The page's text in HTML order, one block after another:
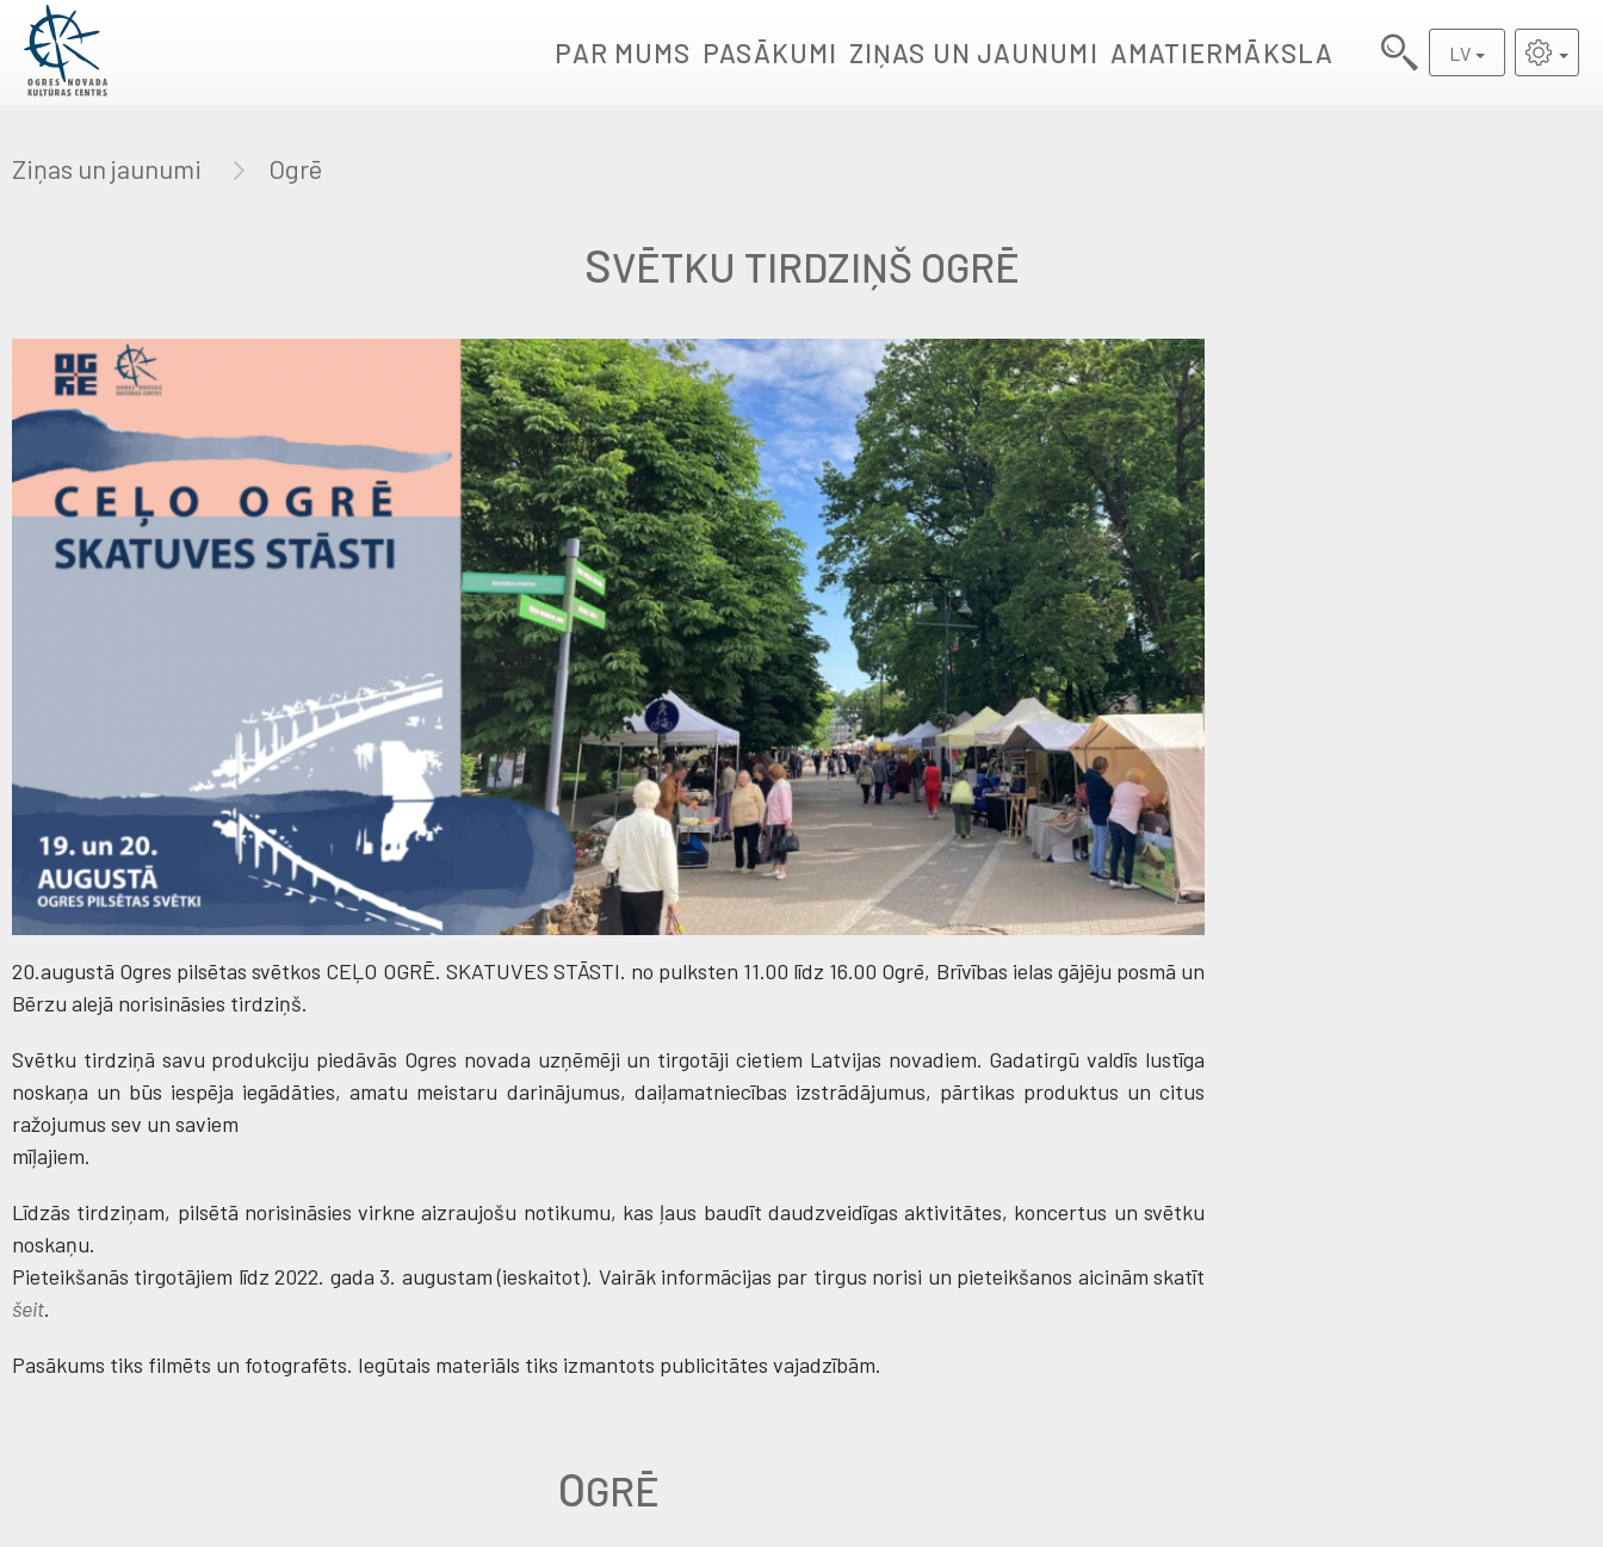
PAR MUMS PASĀKUMI ZIŅAS UN JAUNUMI AMATIERMĀKSLA LV
Ziņas un jaunumi Ogrē
SVĒTKU TIRDZIŅŠ OGRĒ
20.augustā Ogres pilsētas svētkos CEĻO OGRĒ. SKATUVES STĀSTI. no pulksten 11.00 līdz 16.00 Ogrē, Brīvības ielas gājēju posmā un
Bērzu alejā norisināsies tirdziņš.
Svētku tirdziņā savu produkciju piedāvās Ogres novada uzņēmēji un tirgotāji cietiem Latvijas novadiem. Gadatirgū valdīs lustīga
noskaņa un būs iespēja iegādāties, amatu meistaru darinājumus, daiļamatniecības izstrādājumus, pārtikas produktus un citus
ražojumus sev un saviem
mīļajiem.
Līdzās tirdziņam, pilsētā norisināsies virkne aizraujošu notikumu, kas ļaus baudīt daudzveidīgas aktivitātes, koncertus un svētku
noskaņu.
Pieteikšanās tirgotājiem līdz 2022. gada 3. augustam (ieskaitot). Vairāk informācijas par tirgus norisi un pieteikšanos aicinām skatīt
šeit.
Pasākums tiks filmēts un fotografēts. Iegūtais materiāls tiks izmantots publicitātes vajadzībām.
OGRĒ